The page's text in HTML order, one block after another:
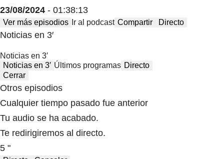
23/08/2024 - 01:38:13
Ver más episodios Ir al podcast Compartir Directo
Noticias en 3′
Noticias en 3′
Noticias en 3′ Últimos programas Directo
Cerrar
Otros episodios
Cualquier tiempo pasado fue anterior
Tu audio se ha acabado.
Te redirigiremos al directo.
5 "